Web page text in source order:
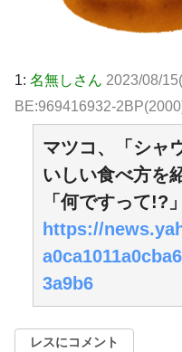
1: 名無しさん 2023/08/
BE:969416932-
マツコ、「シャ
いしい食べ方を
「何ですって!?」
https://
3a9b6
レスにコメント